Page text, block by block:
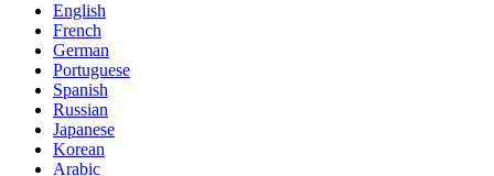
English
French
German
Portuguese
Spanish
Russian
Japanese
Korean
Arabic